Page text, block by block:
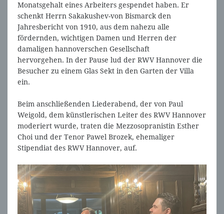
Monatsgehalt eines Arbeiters gespendet haben. Er
schenkt Herrn Sakakushev-von Bismarck den
Jahresbericht von 1910, aus dem nahezu alle
fördernden, wichtigen Damen und Herren der
damaligen hannoverschen Gesellschaft
hervorgehen. In der Pause lud der RWV Hannover die
Besucher zu einem Glas Sekt in den Garten der Villa
ein.
Beim anschließenden Liederabend, der von Paul
Weigold, dem künstlerischen Leiter des RWV Hannover
moderiert wurde, traten die Mezzosopranistin Esther
Choi und der Tenor Pawel Brozek, ehemaliger
Stipendiat des RWV Hannover, auf.